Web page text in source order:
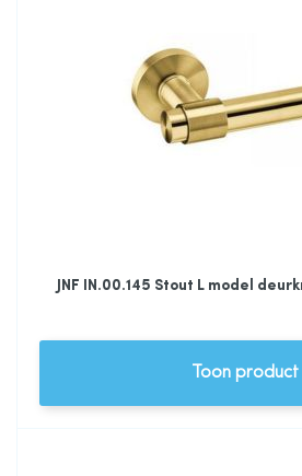
JNF IN.00.145 Stout L model
Toon product